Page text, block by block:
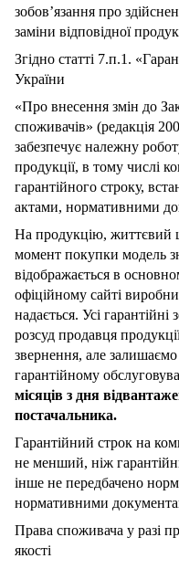
зобов’язання про
заміни відповідної
Згідно статті 7.п.1.
України
«Про внесення змін до
споживачів» (редакція
забезпечує належну
продукції, в тому числі
гарантійного строку,
актами, нормативними
На продукцію, життєвий
момент покупки модель
відображається в
офіційному сайті
надається. Усі
розсуд продавця
звернення, але
гарантійному
місяців з дня
постачальника.
Гарантійний строк на
не менший, ніж
інше не передбачено
нормативними
Права споживача у разі
якості